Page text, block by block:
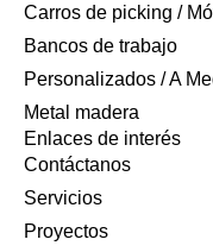
Carros de picking /
Bancos de trabajo
Personalizados / A
Metal madera
Enlaces de interés
Contáctanos
Servicios
Proyectos